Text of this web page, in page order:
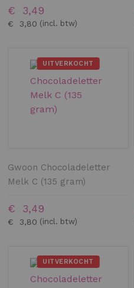
€ 3,80
€ 3,49
UITVERKOCHT
Gwoon Chocoladeletter
Melk C (135 gram)
€ 3,80
€ 3,49
UITVERKOCHT